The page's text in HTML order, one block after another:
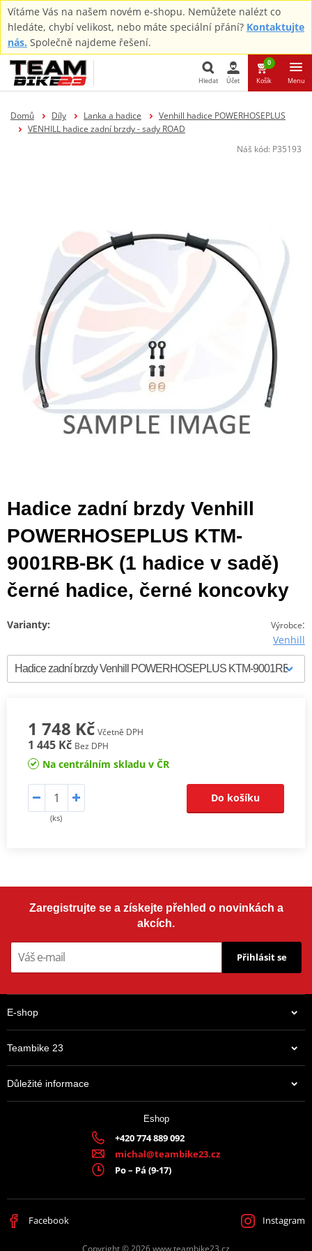
Vítáme Vás na našem novém e-shopu. Nemůžete nalézt co
hledáte, chybí velikost, nebo máte speciální přání? Kontaktujte
nás. Společně najdeme řešení.
Hledat
Hledat Účet
0
Košík Menu
Domů Díly Lanka a hadice
Venhill hadice POWERHOSEPLUS
VENHILL hadice zadní brzdy - sady ROAD
Náš kód: P35193
Hadice zadní brzdy Venhill
POWERHOSEPLUS KTM-
9001RB-BK (1 hadice v sadě)
černé hadice, černé koncovky
Výrobce:
Venhill
Varianty:
1 748 Kč Včetně DPH
1 445 Kč Bez DPH
Na centrálním skladu v ČR
(ks)
Do košíku
Zaregistrujte se a získejte přehled o novinkách a
akcích.
Přihlásit se
E-shop
Teambike 23
Důležité informace
Eshop
+420 774 889 092
michal@teambike23.cz
Po – Pá (9-17)
Facebook Instagram
Copyright © 2026 www.teambike23.cz